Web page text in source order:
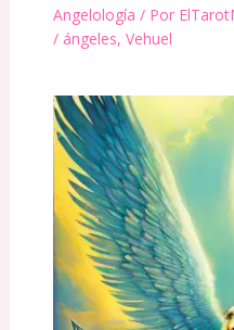
Angelología / Por
/ ángeles, Vehuel